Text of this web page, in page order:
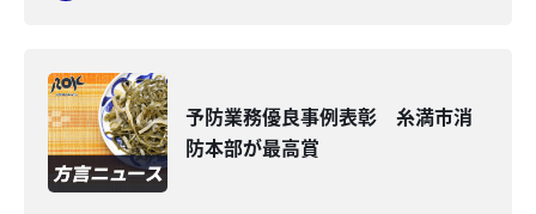
予防業務優良事例表彰 糸満市消
防本部が最高賞